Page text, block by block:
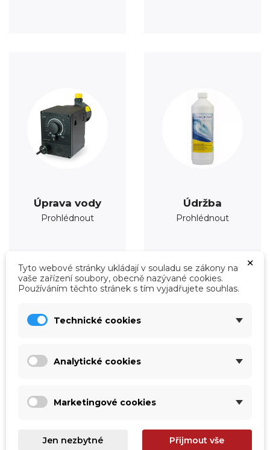
Úprava vody
Prohlédnout
Údržba
Prohlédnout
Prohlédnout
×
Tyto webové stránky ukládají v souladu se zákony na
vaše zařízení soubory, obecně nazývané cookies.
Používáním těchto stránek s tím vyjadřujete souhlas.
Technické cookies
Analytické cookies
Marketingové cookies
Jen nezbytné Přijmout vše